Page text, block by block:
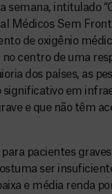
intitulado
Médicos Sem
de oxigênio
centro de uma
dos países, as
significativo em
e que não têm
pacientes
ser
e média renda